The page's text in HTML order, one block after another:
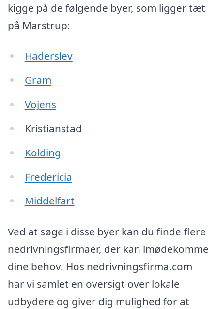
kigge på de følgende byer, som ligger tæt
på Marstrup:
Haderslev
Gram
Vojens
Kristianstad
Kolding
Fredericia
Middelfart
Ved at søge i disse byer kan du finde flere
nedrivningsfirmaer, der kan imødekomme
dine behov. Hos nedrivningsfirma.com
har vi samlet en oversigt over lokale
udbydere og giver dig mulighed for at